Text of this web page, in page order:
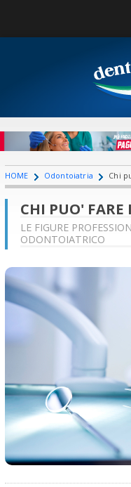
HOME Odontoiatria Chi
CHI PUO' FARE
LE FIGURE
ODONTOIATRICO